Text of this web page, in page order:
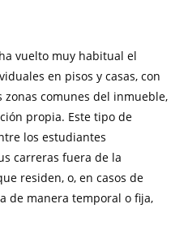
vuelto muy habitual el
en pisos y casas, con
comunes del inmueble,
propia. Este tipo de
los estudiantes
carreras fuera de la
residen, o, en casos de
de manera temporal o fija,